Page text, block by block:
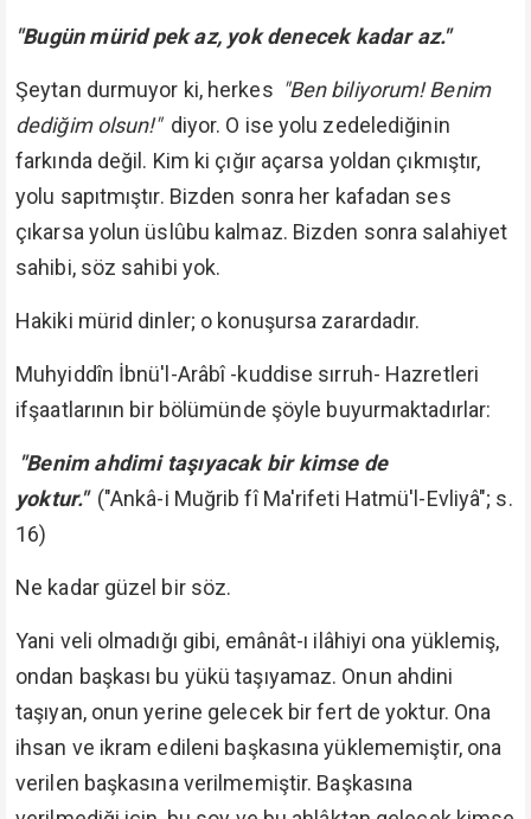
"Bugün mürid pek az, yok denecek kadar az."
Şeytan durmuyor ki, herkes "Ben biliyorum! Benim
dediğim olsun!" diyor. O ise yolu zedelediğinin
farkında değil. Kim ki çığır açarsa yoldan çıkmıştır,
yolu sapıtmıştır. Bizden sonra her kafadan ses
çıkarsa yolun üslûbu kalmaz. Bizden sonra salahiyet
sahibi, söz sahibi yok.
Hakiki mürid dinler; o konuşursa zarardadır.
Muhyiddîn İbnü'l-Arâbî -kuddise sırruh- Hazretleri
ifşaatlarının bir bölümünde şöyle buyurmaktadırlar:
"Benim ahdimi taşıyacak bir kimse de
yoktur." ("Ankâ-i Muğrib fî Ma'rifeti Hatmü'l-Evliyâ"; s.
16)
Ne kadar güzel bir söz.
Yani veli olmadığı gibi, emânât-ı ilâhiyi ona yüklemiş,
ondan başkası bu yükü taşıyamaz. Onun ahdini
taşıyan, onun yerine gelecek bir fert de yoktur. Ona
ihsan ve ikram edileni başkasına yüklememiştir, ona
verilen başkasına verilmemiştir. Başkasına